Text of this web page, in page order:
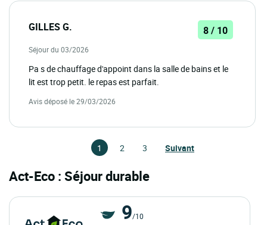
GILLES G. 8 / 10
Séjour du 03/2026
Pa s de chauffage d'appoint dans la salle de bains et le
lit est trop petit. le repas est parfait.
Avis déposé le 29/03/2026
1 2 3 Suivant
Act-Eco : Séjour durable
9/10